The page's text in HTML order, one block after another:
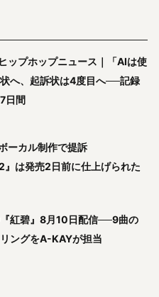
ップホップニュース｜「AIは使
へ、起訴状は4度目へ──記録
日間
ーカル制作で提訴
は発売2日前に仕上げられた
紅碧』8月10日配信──9曲の
ングをA-KAYが担当